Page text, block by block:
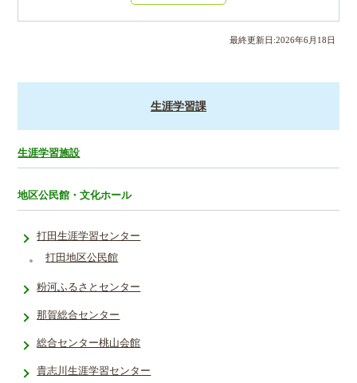
最終更新日:2026年6月 18日
生涯学習課
生涯学習施設
地区公民館・文化ホール
打田生涯学習センター
打田地区公民館
粉河ふるさとセンター
那賀総合センター
総合センター桃山会館
貴志川生涯学習センター